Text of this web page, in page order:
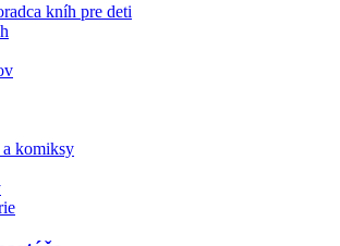
kníh pre deti
komiksy